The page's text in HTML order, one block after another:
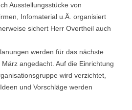
Ausstellungsstücke von
Infomaterial u.Ä. organisiert
sichert Herr Overtheil auch
werden für das nächste
angedacht. Auf die Einrichtung
wird verzichtet,
und Vorschläge werden